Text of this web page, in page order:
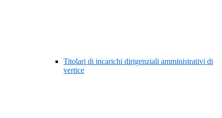
Titolari di incarichi dirigenziali amministrativi di
vertice